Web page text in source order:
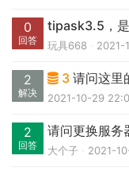
0
回答
tipask3.5，是
玩具668 2021-
2
解决
3 请问这里
2021-10-29
2
回答
请问更换服务
大个子 2021-